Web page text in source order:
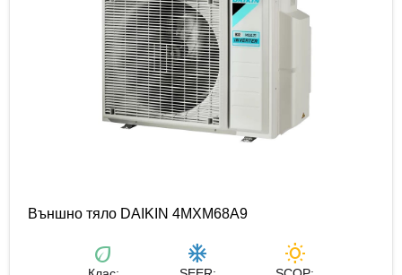
Външно тяло DAIKIN 4MXM68A9
eco ac_unit wb_sunny